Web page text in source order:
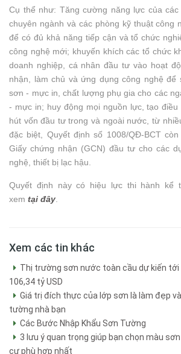
Cụ thể như: Tăng cường năng lực của
chuyên ngành và các phòng kỹ thuật công
để có đủ khả năng tiếp cận và tổ chức
công nghệ mới; khuyến khích các tổ chức
doanh nghiệp, cá nhân đầu tư vào hoạt
nhận, làm chủ và ứng dụng công nghệ để
sơn - mực in, chất lượng phụ gia cho các
- mực in; huy động mọi nguồn lực, tạo
hút vốn đầu tư trong và ngoài nước, từ
đặc biệt, Quyết định số 1008/QĐ-BCT
Giấy chứng nhận (GCN) đầu tư cho các
nghệ, thiết bị lạc hậu.
Quyết định này có hiệu lực thi hành kể
xem tại đây
Xem các tin khác
Thị trường sơn nước toàn cầu dự kiến tới
106,34 tỷ USD
Giá trị đích thực của lớp sơn là làm đẹp
tường nhà bạn
Các Bước Nhập Khẩu Sơn Tường
3 lưu ý quan trọng giúp bạn chọn màu
cư phù hợp nhất